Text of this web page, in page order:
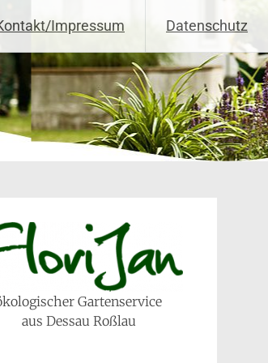
Impressum Datenschutz
Gartenservice
aus Dessau Roßlau